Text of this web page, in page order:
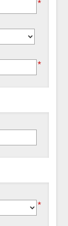
*
*
*